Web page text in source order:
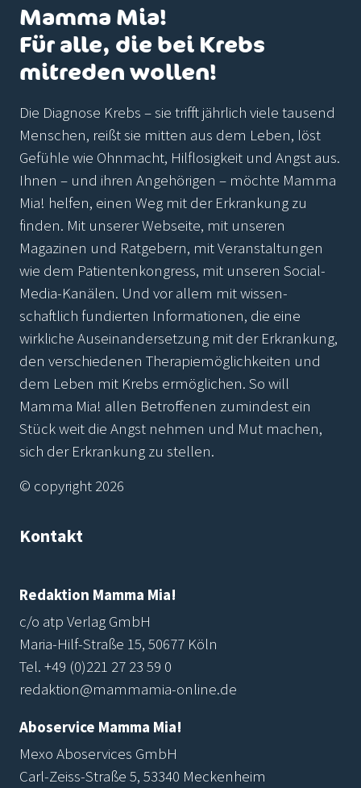
Mamma Mia!
Für alle, die bei Krebs
mitreden wollen!
Die Diagnose Krebs – sie trifft jährlich viele tausend
Menschen, reißt sie mitten aus dem Leben, löst
Gefühle wie Ohnmacht, Hilflosigkeit und Angst aus.
Ihnen – und ihren Angehörigen – möchte Mamma
Mia! helfen, einen Weg mit der Erkrankung zu
finden. Mit unserer Webseite, mit unseren
Magazinen und Ratgebern, mit Veranstaltungen
wie dem Patientenkongress, mit unseren Social-
Media-Kanälen. Und vor allem mit wissen-
schaftlich fundierten Informationen, die eine
wirkliche Auseinandersetzung mit der Erkrankung,
den verschiedenen Therapiemöglichkeiten und
dem Leben mit Krebs ermöglichen. So will
Mamma Mia! allen Betroffenen zumindest ein
Stück weit die Angst nehmen und Mut machen,
sich der Erkrankung zu stellen.
© copyright 2026
Kontakt
Redaktion Mamma Mia!
c/o atp Verlag GmbH
Maria-Hilf-Straße 15, 50677 Köln
Tel. +49 (0)221 27 23 59 0
redaktion@mammamia-online.de
Aboservice Mamma Mia!
Mexo Aboservices GmbH
Carl-Zeiss-Straße 5, 53340 Meckenheim